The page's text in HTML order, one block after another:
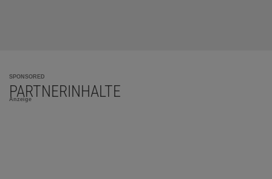
SPONSORED
PARTNERINHALTE
Anzeige